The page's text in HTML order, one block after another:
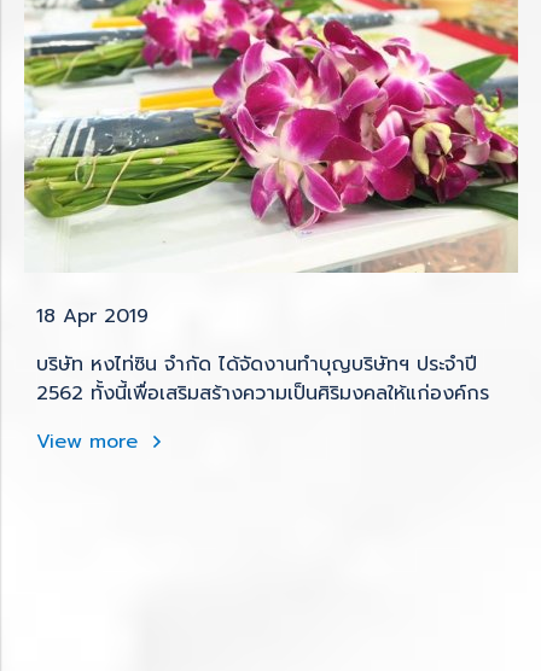
18 Apr 2019
บริษัท หงไท่ซิน จำกัด ได้จัดงานทำบุญบริษัทฯ ประจำปี
2562 ทั้งนี้เพื่อเสริมสร้างความเป็นศิริมงคลให้แก่องค์กร
View more